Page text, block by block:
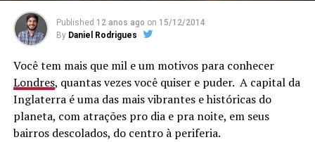
Published 12 anos ago on 15/12/2014
By Daniel Rodrigues
Você tem mais que mil e um motivos para conhecer
Londres, quantas vezes você quiser e puder. A capital da
Inglaterra é uma das mais vibrantes e históricas do
planeta, com atrações pro dia e pra noite, em seus
bairros descolados, do centro à periferia.